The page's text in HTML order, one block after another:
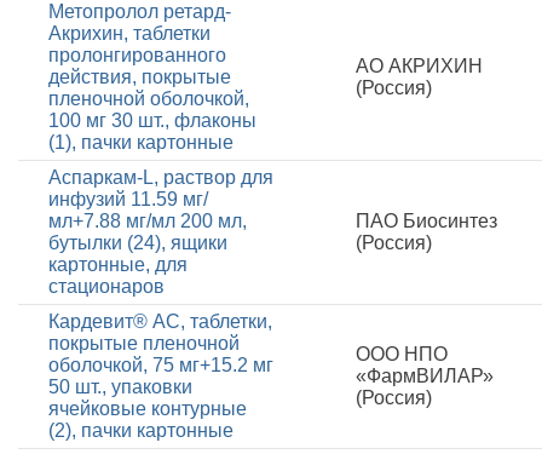
Метопролол ретард-
Акрихин, таблетки
пролонгированного
действия, покрытые
пленочной оболочкой,
100 мг 30 шт., флаконы
(1), пачки картонные
АО АКРИХИН
(Россия)
Аспаркам-L, раствор для
инфузий 11.59 мг/
мл+7.88 мг/мл 200 мл,
бутылки (24), ящики
картонные, для
стационаров
ПАО Биосинтез
(Россия)
Кардевит® АС, таблетки,
покрытые пленочной
оболочкой, 75 мг+15.2 мг
50 шт., упаковки
ячейковые контурные
(2), пачки картонные
ООО НПО
«ФармВИЛАР»
(Россия)